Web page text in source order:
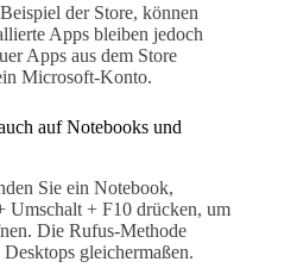
der Store, können
Apps bleiben jedoch
Apps aus dem Store
Microsoft-Konto.
auf Notebooks und
Sie ein Notebook,
Umschalt + F10 drücken, um
Die Rufus-Methode
gleichermaßen.